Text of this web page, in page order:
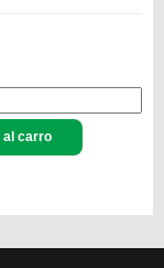
al carro